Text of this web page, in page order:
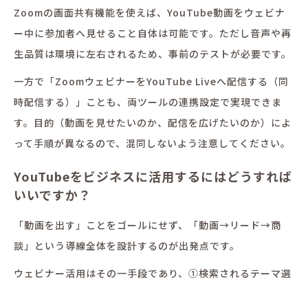
Zoomの画面共有機能を使えば、YouTube動画をウェビナ
ー中に参加者へ見せること自体は可能です。ただし音声や再
生品質は環境に左右されるため、事前のテストが必要です。
一方で「ZoomウェビナーをYouTube Liveへ配信する（同
時配信する）」ことも、両ツールの連携設定で実現できま
す。目的（動画を見せたいのか、配信を広げたいのか）によ
って手順が異なるので、混同しないよう注意してください。
YouTubeをビジネスに活用するにはどうすれば
いいですか？
「動画を出す」ことをゴールにせず、「動画→リード→商
談」という導線全体を設計するのが出発点です。
ウェビナー活用はその一手段であり、①検索されるテーマ選